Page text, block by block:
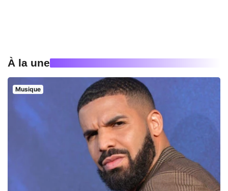
À la une
Musique